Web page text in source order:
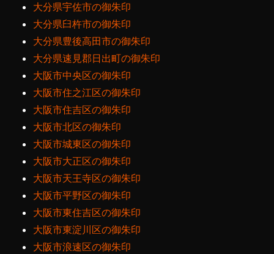
大分県宇佐市の御朱印
大分県臼杵市の御朱印
大分県豊後高田市の御朱印
大分県速見郡日出町の御朱印
大阪市中央区の御朱印
大阪市住之江区の御朱印
大阪市住吉区の御朱印
大阪市北区の御朱印
大阪市城東区の御朱印
大阪市大正区の御朱印
大阪市天王寺区の御朱印
大阪市平野区の御朱印
大阪市東住吉区の御朱印
大阪市東淀川区の御朱印
大阪市浪速区の御朱印